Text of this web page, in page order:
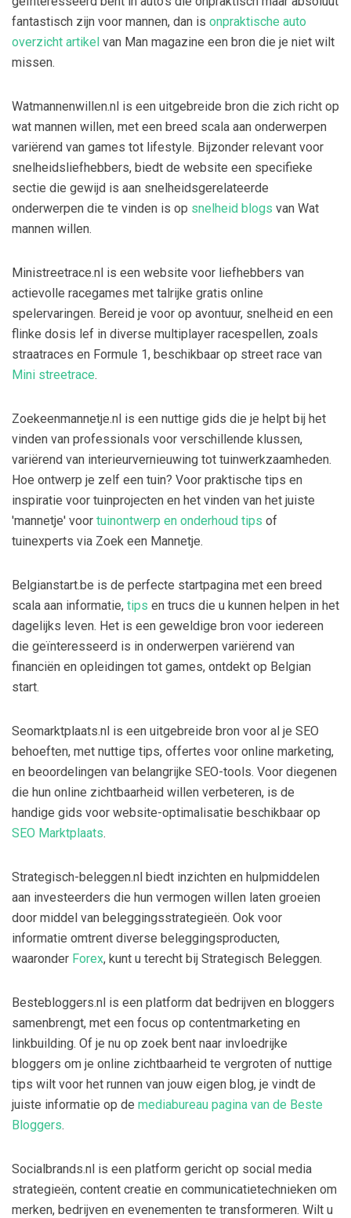
fantastisch zijn voor mannen, dan is onpraktische auto
overzicht artikel van Man magazine een bron die je niet wilt
missen.
Watmannenwillen.nl is een uitgebreide bron die zich richt op
wat mannen willen, met een breed scala aan onderwerpen
variërend van games tot lifestyle. Bijzonder relevant voor
snelheidsliefhebbers, biedt de website een specifieke
sectie die gewijd is aan snelheidsgerelateerde
onderwerpen die te vinden is op snelheid blogs van Wat
mannen willen.
Ministreetrace.nl is een website voor liefhebbers van
actievolle racegames met talrijke gratis online
spelervaringen. Bereid je voor op avontuur, snelheid en een
flinke dosis lef in diverse multiplayer racespellen, zoals
straatraces en Formule 1, beschikbaar op street race van
Mini streetrace.
Zoekeenmannetje.nl is een nuttige gids die je helpt bij het
vinden van professionals voor verschillende klussen,
variërend van interieurvernieuwing tot tuinwerkzaamheden.
Hoe ontwerp je zelf een tuin? Voor praktische tips en
inspiratie voor tuinprojecten en het vinden van het juiste
'mannetje' voor tuinontwerp en onderhoud tips of
tuinexperts via Zoek een Mannetje.
Belgianstart.be is de perfecte startpagina met een breed
scala aan informatie, tips en trucs die u kunnen helpen in het
dagelijks leven. Het is een geweldige bron voor iedereen
die geïnteresseerd is in onderwerpen variërend van
financiën en opleidingen tot games, ontdekt op Belgian
start.
Seomarktplaats.nl is een uitgebreide bron voor al je SEO
behoeften, met nuttige tips, offertes voor online marketing,
en beoordelingen van belangrijke SEO-tools. Voor diegenen
die hun online zichtbaarheid willen verbeteren, is de
handige gids voor website-optimalisatie beschikbaar op
SEO Marktplaats.
Strategisch-beleggen.nl biedt inzichten en hulpmiddelen
aan investeerders die hun vermogen willen laten groeien
door middel van beleggingsstrategieën. Ook voor
informatie omtrent diverse beleggingsproducten,
waaronder Forex, kunt u terecht bij Strategisch Beleggen.
Bestebloggers.nl is een platform dat bedrijven en bloggers
samenbrengt, met een focus op contentmarketing en
linkbuilding. Of je nu op zoek bent naar invloedrijke
bloggers om je online zichtbaarheid te vergroten of nuttige
tips wilt voor het runnen van jouw eigen blog, je vindt de
juiste informatie op de mediabureau pagina van de Beste
Bloggers.
Socialbrands.nl is een platform gericht op social media
strategieën, content creatie en communicatietechnieken om
merken, bedrijven en evenementen te transformeren. Wilt u